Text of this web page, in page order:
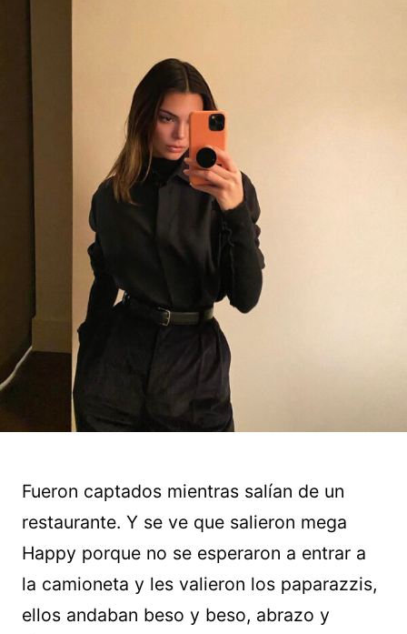
Fueron captados mientras salían de un
restaurante. Y se ve que salieron mega
Happy porque no se esperaron a entrar a
la camioneta y les valieron los paparazzis,
ellos andaban beso y beso, abrazo y